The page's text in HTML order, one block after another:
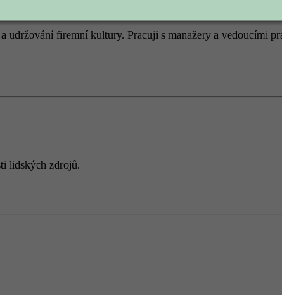
firemní kultury. Pracuji s manažery a vedoucími
lidských zdrojů.